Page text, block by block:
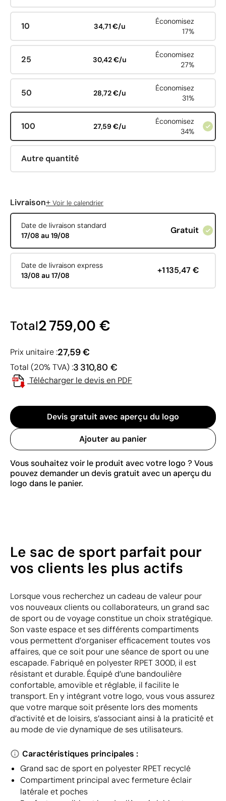
10 34,71 €/u
Économisez
17%
25 30,42 €/u
Économisez
27%
50 28,72 €/u
Économisez
31%
100 27,59 €/u
Économisez
34%
Autre quantité
Livraison+ Voir le calendrier
Date de livraison standard
17/08 au 19/08
Gratuit
Date de livraison express
13/08 au 17/08
+1 135,47 €
Total2 759,00 €
Prix unitaire :27,59 €
Total (20% TVA) :3 310,80 €
Télécharger le devis en PDF
Devis gratuit avec aperçu du logo
Ajouter au panier
Vous souhaitez voir le produit avec votre logo ? Vous
pouvez demander un devis gratuit avec un aperçu du
logo dans le panier.
Le sac de sport parfait pour
vos clients les plus actifs
Lorsque vous recherchez un cadeau de valeur pour
vos nouveaux clients ou collaborateurs, un grand sac
de sport ou de voyage constitue un choix stratégique.
Son vaste espace et ses différents compartiments
vous permettent d’organiser efficacement toutes vos
affaires, que ce soit pour une séance de sport ou une
escapade. Fabriqué en polyester RPET 300D, il est
résistant et durable. Équipé d’une bandoulière
confortable, amovible et réglable, il facilite le
transport. En y intégrant votre logo, vous vous assurez
que votre marque soit présente lors des moments
d’activité et de loisirs, s’associant ainsi à la praticité et
au mode de vie dynamique de ses utilisateurs.
Caractéristiques principales :
Grand sac de sport en polyester RPET recyclé
Compartiment principal avec fermeture éclair
latérale et poches